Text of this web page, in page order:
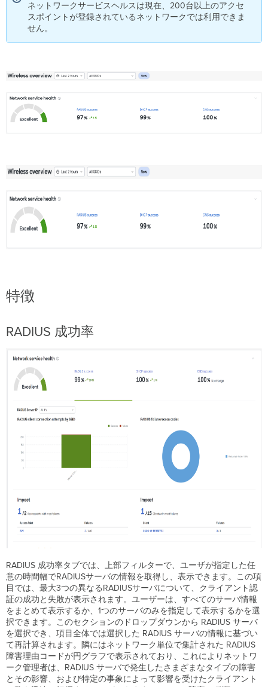
ネットワークサービスヘルスは現在、200台以上のアクセ
スポイントが登録されているネットワークでは利用できま
せん。
特徴
RADIUS 成功率
RADIUS 成功率タブでは、上部フィルターで、ユーザが指定した任
意の時間幅でRADIUSサーバの情報を取得し、表示できます。この項
目では、最大3つの異なるRADIUSサーバについて、クライアント認
証の成功と失敗が表示されます。ユーザーは、すべてのサーバ情報
をまとめて表示するか、1つのサーバのみを指定して表示するかを選
択できます。このセクションのドロップダウンから RADIUS サーバ
を選択でき、項目全体では選択した RADIUS サーバの情報に基づい
て再計算されます。隣にはネットワーク単位で集計された RADIUS
障害理由コードが円グラフで表示されており、これによりネットワ
ーク管理者は、RADIUS サーバで発生したさまざまなタイプの障害
とその影響、および特定の事象によって影響を受けたクライアント